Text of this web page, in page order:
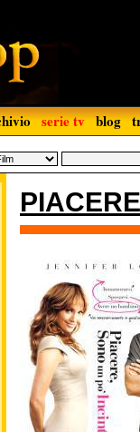
serie tv blog